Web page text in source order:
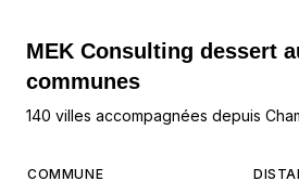
MEK Consulting dessert
communes
140 villes accompagnées depuis
COMMUNE